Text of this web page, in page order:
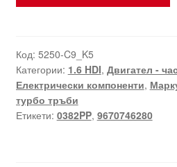
1.6
HDI
Citroën
Peugeot
9670746280
Код: 5250-C9_K5
Категории: 1.6 HDI, Двигател -
Електрически компоненти,
турбо тръби
Етикети: 0382PP, 9670746280